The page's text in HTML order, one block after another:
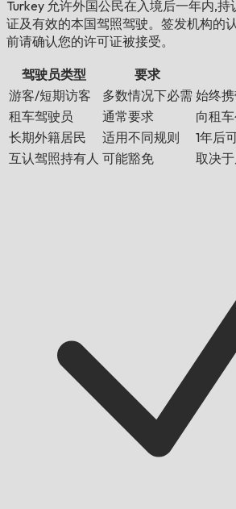
Turkey 允许外国公民在入境后一年内,
证及有效的本国驾照驾驶。签发机构的
前请确认您的许可证被接受。
驾驶员类型 要求
游客/短期访客
多数情况下必需 始终
租车驾驶员
通常要求
向租
长期外籍居民
适用不同规则
1年后
互认驾照持有人 可能豁免 取决